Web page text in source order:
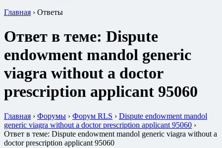
Главная › Ответы
Ответ в теме: Dispute
endowment mandol generic
viagra without a doctor
prescription applicant 95060
Главная › Форумы › Форум RLS › Dispute endowment mandol
generic viagra without a doctor prescription applicant 95060 ›
Ответ в теме: Dispute endowment mandol generic viagra without a
doctor prescription applicant 95060